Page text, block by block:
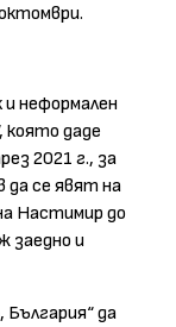
неформален
която даде
2021 г., за
да се явят на
Настимир до
заедно и
България“ да